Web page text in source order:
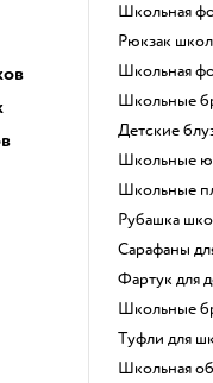
Школьная
Рюкзак
Школьная
Школьные
Детские
Школьные
Школьные
Рубашка
Сарафаны
Фартук для
Школьные
Туфли для
Школьная